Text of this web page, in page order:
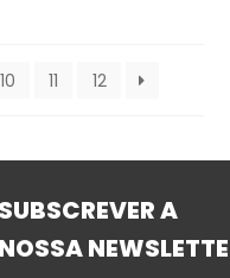
10 11 12
SUBSCREVER A
NOSSA